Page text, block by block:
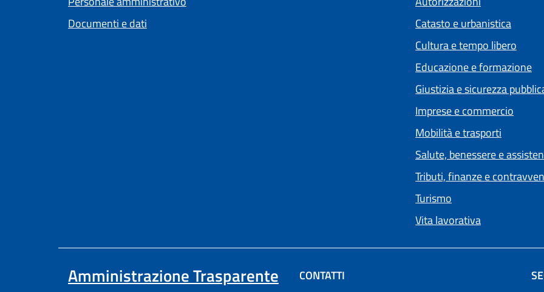
Documenti e dati
Catasto e urbanistica
Cultura e tempo libero
Educazione e formazione
Giustizia e sicurezza
Imprese e commercio
Mobilità e trasporti
Salute, benessere e
Tributi, finanze e
Turismo
Vita lavorativa
Amministrazione Trasparente
CONTATTI